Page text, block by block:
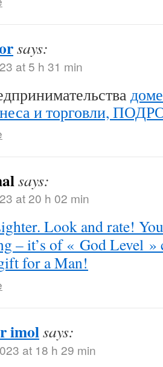
says:
at 5 h 31 min
и торговли,
says:
at 20 h 02 min
Look and rate!
– it’s of « God Level
for a Man!
imolsays:
at 18 h 29 min